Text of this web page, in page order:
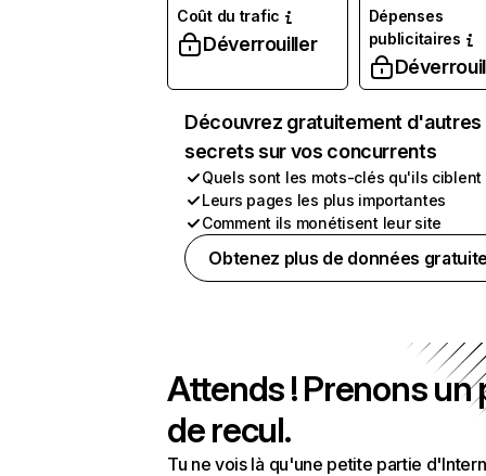
Coût du trafic
Déverrouiller
Dépenses
publicitaires
Découvrez gratuitement d'autres
secrets sur vos concurrents
Quels sont les mots-clés qu'ils ciblent
Leurs pages les plus importantes
Comment ils monétisent leur site
Obtenez plus de données
Attends ! Prenons un
de recul.
Tu ne vois là qu'une petite partie